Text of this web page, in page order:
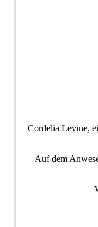
Cordelia Levine,
Auf dem